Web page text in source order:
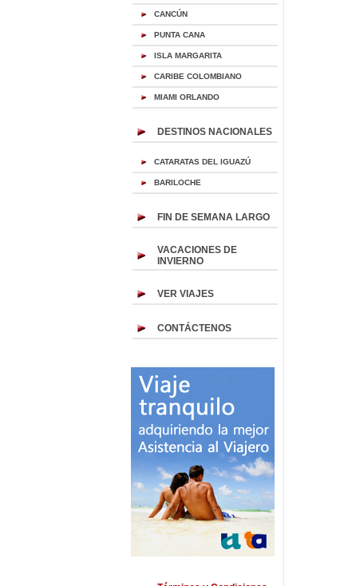
CANCÚN
PUNTA CANA
ISLA MARGARITA
CARIBE COLOMBIANO
MIAMI ORLANDO
DESTINOS NACIONALES
CATARATAS DEL IGUAZÚ
BARILOCHE
FIN DE SEMANA LARGO
VACACIONES DE
INVIERNO
VER VIAJES
CONTÁCTENOS